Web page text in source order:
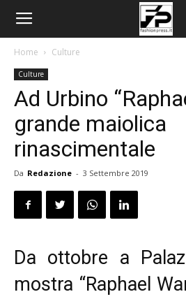
Home Culture
Culture
Ad Urbino
grande maiolica
rinascimentale
Da Redazione - 3 Settembre 2019
Da ottobre a
mostra “Raphael